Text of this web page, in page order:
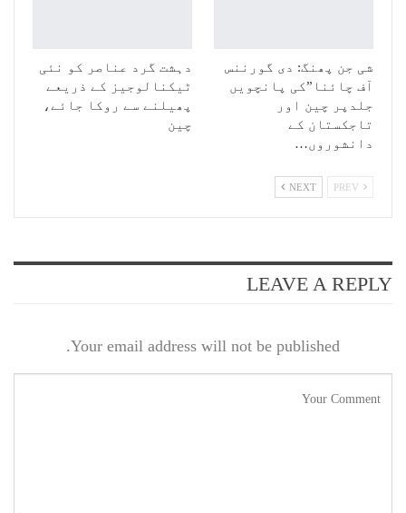
شی جن پھنگ: دی گورننس
آف چائنا”کی پانچویں
جلدپر چین اور
تاجکستان کے
دانشوروں…
دہشت گرد عناصر کو نئی
ٹیکنالوجیز کے ذریعے
پھیلنے سے روکا جائے،
چین
NEXT
LEAVE A REPLY
Your email address will not be published.